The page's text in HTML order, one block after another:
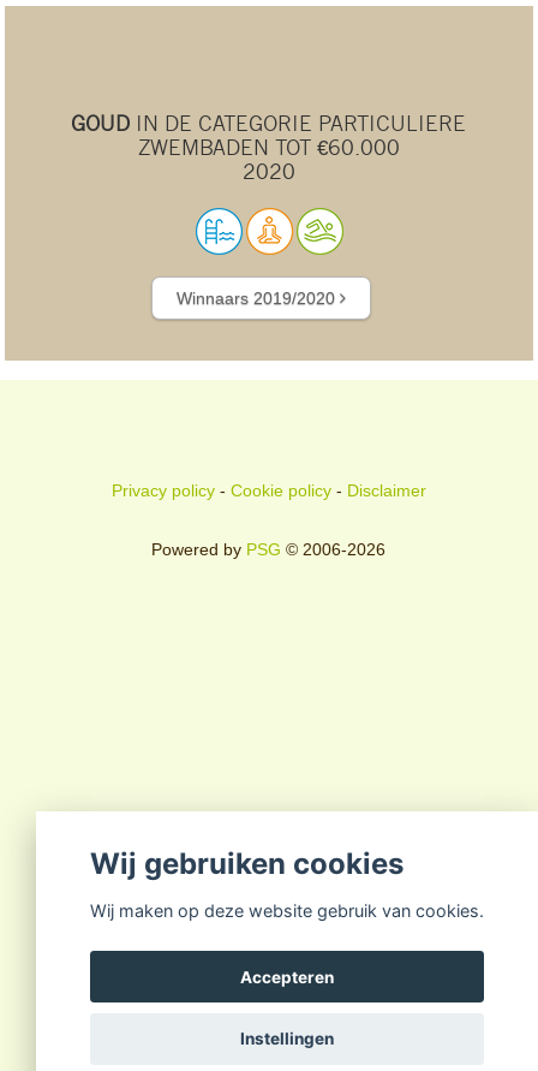
GOUD IN DE CATEGORIE PARTICULIERE
ZWEMBADEN TOT €60.000
2020
Winnaars 2019/2020
Privacy policy- Cookie policy- Disclaimer
Powered by PSG © 2006-2026
Wij gebruiken cookies
Wij maken op deze website gebruik van cookies.
Accepteren
Instellingen